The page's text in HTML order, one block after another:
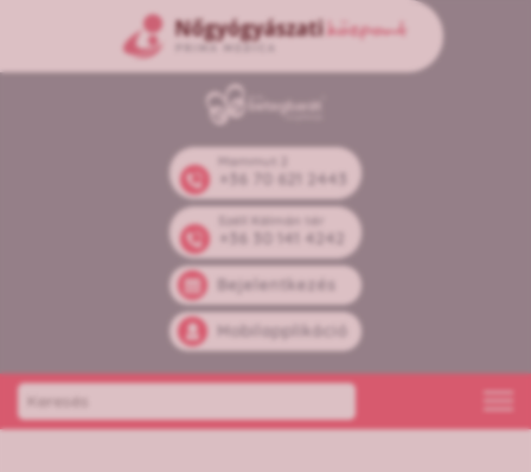
Mammut 2
+36 70 621 2443
Széll Kálmán tér
+36 30 141 4242
Bejelentkezés
Mobilapplikáció